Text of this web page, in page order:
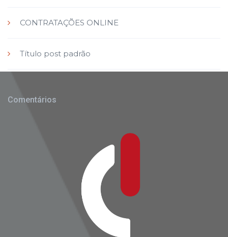
CONTRATAÇÕES ONLINE
Título post padrão
Comentários